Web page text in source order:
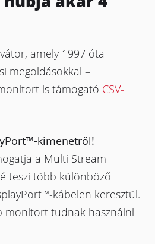
amely 1997 óta
megoldásokkal –
is támogató CSV-
kimenetről!
a Multi Stream
teszi több különböző
kábelen keresztül.
monitort tudnak használni